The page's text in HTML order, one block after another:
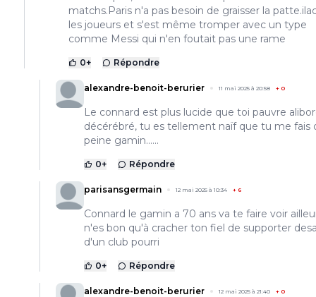
matchs.Paris n'a pas besoin de graisser la
les joueurs et s'est même tromper avec un type
comme Messi qui n'en foutait pas une rame
0+ Répondre
alexandre-benoit-berurier 11 mai 2025 à 20:58 + 0
Le connard est plus lucide que toi pauvre
décérébré, tu es tellement naïf que tu me fais
peine gamin......
0+ Répondre
parisansgermain 12 mai 2025 à 10:34 + 6
Connard le gamin a 70 ans va te faire voir
n'es bon qu'à cracher ton fiel de supporter
d'un club pourri
0+ Répondre
alexandre-benoit-berurier 12 mai 2025 à 21:40 + 0